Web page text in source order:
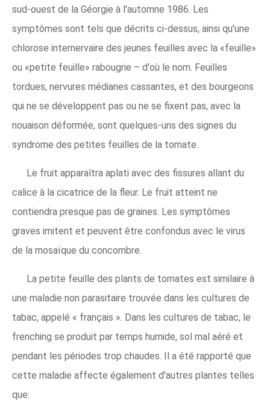
sud-ouest de la Géorgie à l'automne 1986. Les
symptômes sont tels que décrits ci-dessus, ainsi qu'une
chlorose internervaire des jeunes feuilles avec la «feuille»
ou «petite feuille» rabougrie – d'où le nom. Feuilles
tordues, nervures médianes cassantes, et des bourgeons
qui ne se développent pas ou ne se fixent pas, avec la
nouaison déformée, sont quelques-uns des signes du
syndrome des petites feuilles de la tomate.
Le fruit apparaîtra aplati avec des fissures allant du
calice à la cicatrice de la fleur. Le fruit atteint ne
contiendra presque pas de graines. Les symptômes
graves imitent et peuvent être confondus avec le virus
de la mosaïque du concombre.
La petite feuille des plants de tomates est similaire à
une maladie non parasitaire trouvée dans les cultures de
tabac, appelé « français ». Dans les cultures de tabac, le
frenching se produit par temps humide, sol mal aéré et
pendant les périodes trop chaudes. Il a été rapporté que
cette maladie affecte également d'autres plantes telles
que: